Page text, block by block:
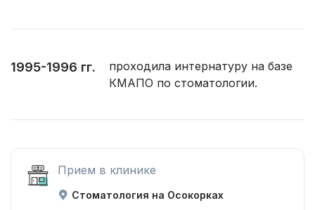
1995-1996 гг.
проходила интернатуру на базе
КМАПО по стоматологии.
Прием в клинике
Стоматология на Осокорках